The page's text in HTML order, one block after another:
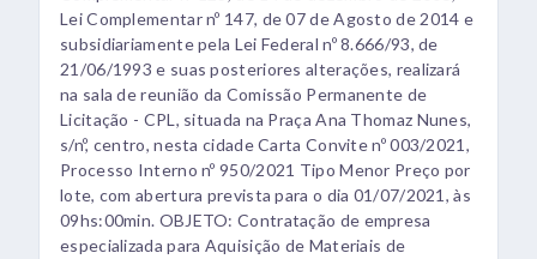
Lei Complementar nº 147, de 07 de Agosto de 2014 e
subsidiariamente pela Lei Federal nº 8.666/93, de
21/06/1993 e suas posteriores alterações, realizará
na sala de reunião da Comissão Permanente de
Licitação - CPL, situada na Praça Ana Thomaz Nunes,
s/nº, centro, nesta cidade Carta Convite nº 003/2021,
Processo Interno nº 950/2021 Tipo Menor Preço por
lote, com abertura prevista para o dia 01/07/2021, às
09hs:00min. OBJETO: Contratação de empresa
especializada para Aquisição de Materiais de